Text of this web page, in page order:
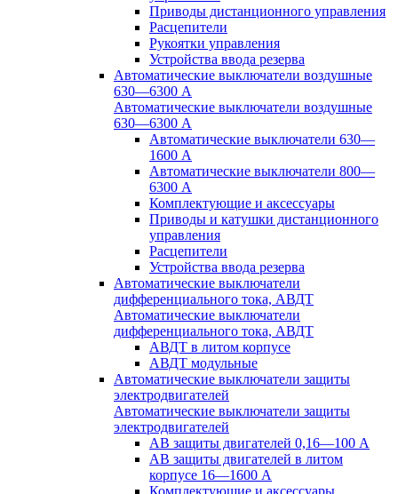
Приводы дистанционного управления
Расцепители
Рукоятки управления
Устройства ввода резерва
Автоматические выключатели воздушные
630—6300 А
Автоматические выключатели воздушные
630—6300 А
Автоматические выключатели 630—
1600 А
Автоматические выключатели 800—
6300 А
Комплектующие и аксессуары
Приводы и катушки дистанционного
управления
Расцепители
Устройства ввода резерва
Автоматические выключатели
дифференциального тока, АВДТ
Автоматические выключатели
дифференциального тока, АВДТ
АВДТ в литом корпусе
АВДТ модульные
Автоматические выключатели защиты
электродвигателей
Автоматические выключатели защиты
электродвигателей
АВ защиты двигателей 0,16—100 А
АВ защиты двигателей в литом
корпусе 16—1600 А
Комплектующие и аксессуары